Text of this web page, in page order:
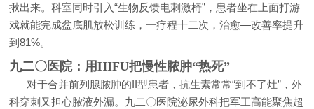
揪出来。科室同时引入“生物反馈电刺激椅”，患者坐在上面打游
戏就能完成盆底肌放松训练，一疗程十二次，治愈—改善率提升
到81%。
九二〇医院：用HIFU把慢性脓肿“热死”
对于合并前列腺脓肿的II型患者，抗生素常常“到不了灶”，外
科穿刺又担心脓液外漏。九二〇医院泌尿外科把军工高能聚焦超